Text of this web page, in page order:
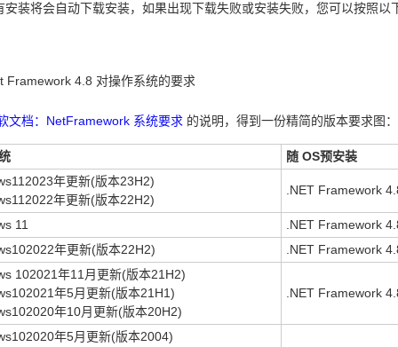
安装将会自动下载安装，如果出现下载失败或安装失败，您可以按照以
Framework 4.8 对操作系统的要求
文档：NetFramework 系统要求 的说明，得到一份精简的版本要求图：
随 OS预安装
年更新(版本23H2)
年更新(版本22H2)
.NET Framework
11
.NET Framework
年更新(版本22H2)
.NET Framework
102021年11月更新(版本21H2)
年5月更新(版本21H1)
年10月更新(版本20H2)
.NET Framework
年5月更新(版本2004)